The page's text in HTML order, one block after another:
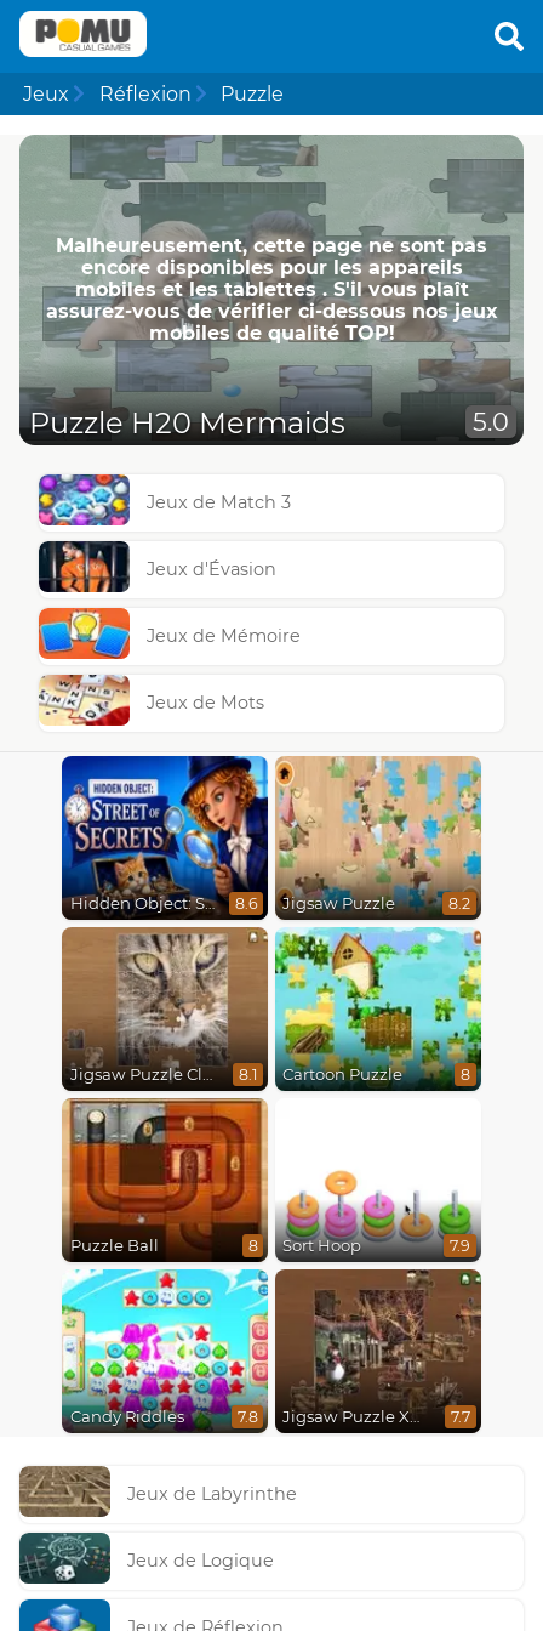
Jeux Réflexion Puzzle
Malheureusement, cette page ne ​​sont pas
encore disponibles pour les appareils
mobiles et les tablettes . S'il vous plaît
assurez-vous de vérifier ci-dessous nos jeux
mobiles de qualité TOP!
Puzzle H20 Mermaids 5.0
Jeux de Match 3
Jeux d'Évasion
Jeux de Mémoire
Jeux de Mots
Hidden Object: Street Of Secrets 8.6 Jigsaw Puzzle 8.2
Jigsaw Puzzle Classic 8.1 Cartoon Puzzle 8
Puzzle Ball 8 Sort Hoop 7.9
Candy Riddles 7.8 Jigsaw Puzzle XMas 7.7
Jeux de Labyrinthe
Jeux de Logique